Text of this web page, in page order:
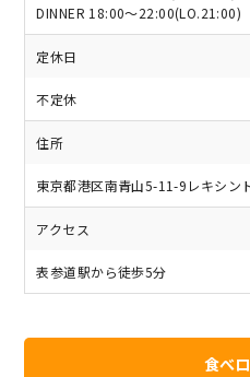
DINNER 18:00〜22:00(LO.21:00)
定休日
不定休
住所
東京都港区南青山5-11-9レキシン
アクセス
表参道駅から徒歩5分
食べ